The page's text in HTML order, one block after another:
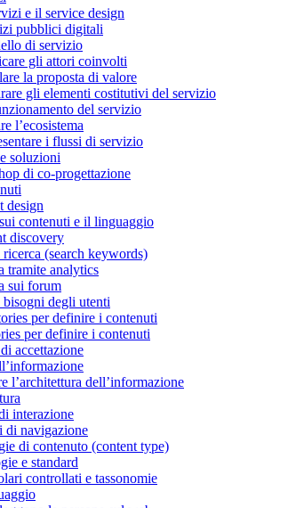
e il service design
pubblici digitali
di servizio
gli attori coinvolti
la proposta di valore
gli elementi costitutivi del servizio
del servizio
l’ecosistema
i flussi di servizio
soluzioni
di co-progettazione
design
contenuti e il linguaggio
discovery
(search keywords)
tramite analytics
sui forum
degli utenti
per definire i contenuti
per definire i contenuti
accettazione
l’architettura dell’informazione
interazione
di navigazione
di contenuto (content type)
e standard
controllati e tassonomie